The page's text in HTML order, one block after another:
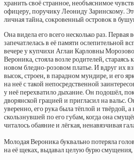
хранить своё странное, необъяснимое
офицеру, поручику Леониду Заринскому.
личная тайна, сокровенный островок в
Она видела его всего несколько раз. Первая
запечатлелась в её памяти ослепительной
вечере у купчихи Аглаи Карловны
Вероника, стояла возле родителей, стараясь
новом бледно-розовом платье. И вдруг их
высок, строен, в парадном мундире, и его
на неё с такой непосредственной
у неё перехватило дыхание. Он подошёл,
дворянской грацией и пригласил на вальс.
уверенно, его рука была тёплой и твёрдой, а
скользнувшей по его губам, когда она
читалось обаяние и лёгкая, ненавязчивая
Молодая Вероника буквально потеряла
на её щеках, выдавал целую бурю смущения,